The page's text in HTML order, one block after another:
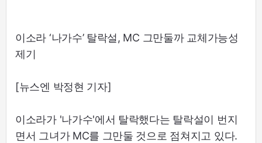
이소라 ‘나가수’ 탈락설, MC 그만둘까 교체가능성
제기
[뉴스엔 박정현 기자]
이소라가 '나가수'에서 탈락했다는 탈락설이 번지
면서 그녀가 MC를 그만둘 것으로 점쳐지고 있다.